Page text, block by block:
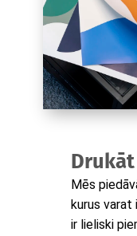
Mēs
kurus varat
ir lieliski